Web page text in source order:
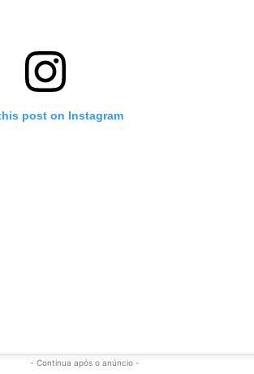
post on Instagram
- Continua após o anúncio -